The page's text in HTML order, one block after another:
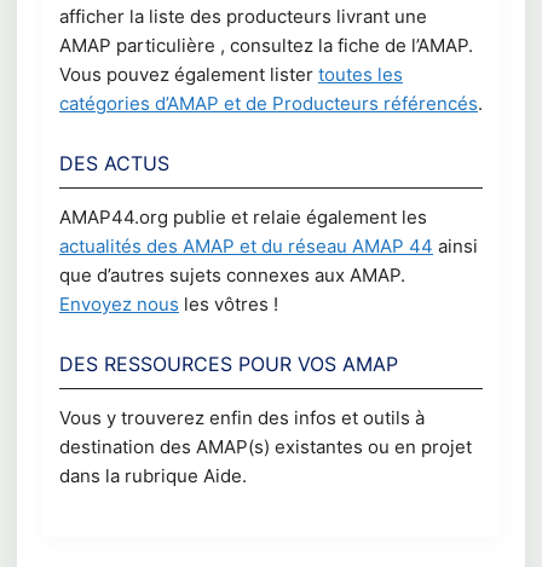
afficher la liste des producteurs livrant une
AMAP particulière , consultez la fiche de l’AMAP.
Vous pouvez également lister toutes les
catégories d’AMAP et de Producteurs référencés.
DES ACTUS
AMAP44.org publie et relaie également les
actualités des AMAP et du réseau AMAP 44 ainsi
que d’autres sujets connexes aux AMAP.
Envoyez nous les vôtres !
DES RESSOURCES POUR VOS AMAP
Vous y trouverez enfin des infos et outils à
destination des AMAP(s) existantes ou en projet
dans la rubrique Aide.